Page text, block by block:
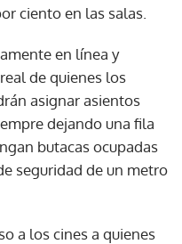
ciento en las salas.
en línea y
de quienes los
asignar asientos
dejando una fila
butacas ocupadas
seguridad de un metro
a los cines a quienes